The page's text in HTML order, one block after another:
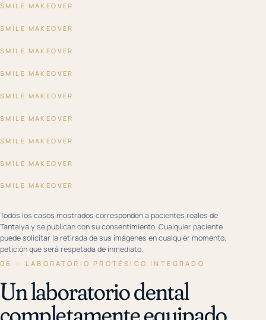
SMILE MAKEOVER
SMILE MAKEOVER
SMILE MAKEOVER
SMILE MAKEOVER
SMILE MAKEOVER
SMILE MAKEOVER
SMILE MAKEOVER
SMILE MAKEOVER
SMILE MAKEOVER
Todos los casos mostrados corresponden a pacientes reales de
Tantalya y se publican con su consentimiento. Cualquier paciente
puede solicitar la retirada de sus imágenes en cualquier momento,
petición que será respetada de inmediato.
06 — LABORATORIO PROTÉSICO INTEGRADO
Un laboratorio dental